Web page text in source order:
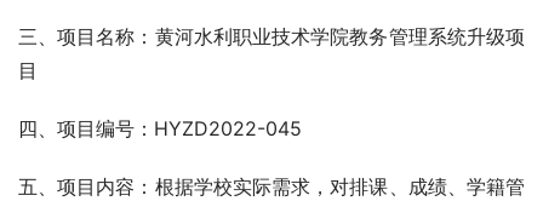
三、项目名称：黄河水利职业技术学院教务管理系统升级项
目
四、项目编号：HYZD2022-045
五、项目内容：根据学校实际需求，对排课、成绩、学籍管